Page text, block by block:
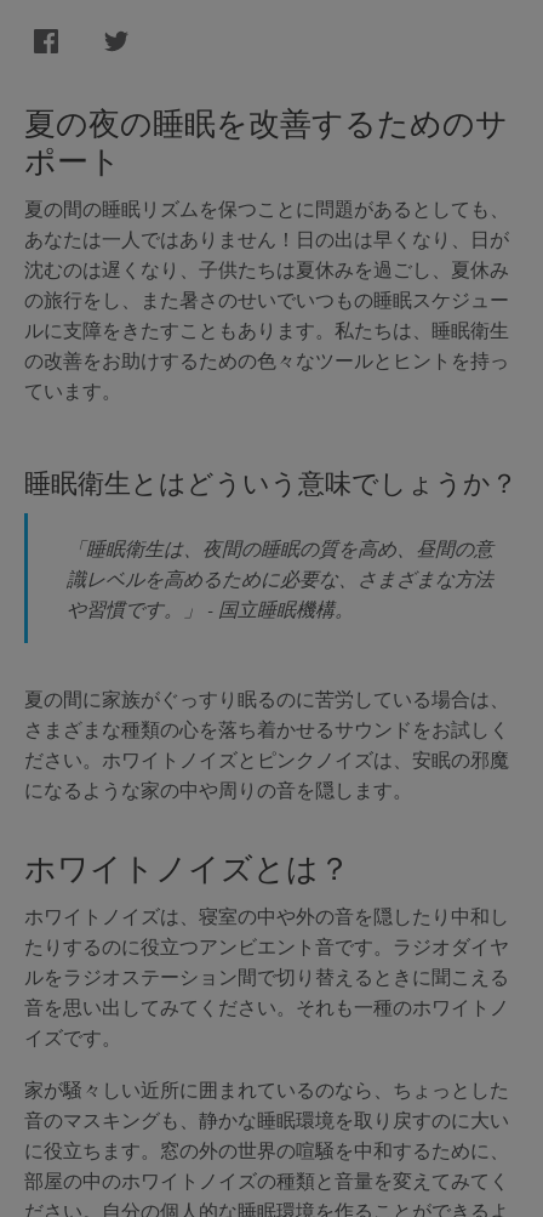
夏の夜の睡眠を改善するためのサ
ポート
夏の間の睡眠リズムを保つことに問題があるとしても、
あなたは一人ではありません！日の出は早くなり、日が
沈むのは遅くなり、子供たちは夏休みを過ごし、夏休み
の旅行をし、また暑さのせいでいつもの睡眠スケジュー
ルに支障をきたすこともあります。私たちは、睡眠衛生
の改善をお助けするための色々なツールとヒントを持っ
ています。
睡眠衛生とはどういう意味でしょうか？
「睡眠衛生は、夜間の睡眠の質を高め、昼間の意
識レベルを高めるために必要な、さまざまな方法
や習慣です。」 - 国立睡眠機構。
夏の間に家族がぐっすり眠るのに苦労している場合は、
さまざまな種類の心を落ち着かせるサウンドをお試しく
ださい。ホワイトノイズとピンクノイズは、安眠の邪魔
になるような家の中や周りの音を隠します。
ホワイトノイズとは？
ホワイトノイズは、寝室の中や外の音を隠したり中和し
たりするのに役立つアンビエント音です。ラジオダイヤ
ルをラジオステーション間で切り替えるときに聞こえる
音を思い出してみてください。それも一種のホワイトノ
イズです。
家が騒々しい近所に囲まれているのなら、ちょっとした
音のマスキングも、静かな睡眠環境を取り戻すのに大い
に役立ちます。窓の外の世界の喧騒を中和するために、
部屋の中のホワイトノイズの種類と音量を変えてみてく
ださい。自分の個人的な睡眠環境を作ることができるよ